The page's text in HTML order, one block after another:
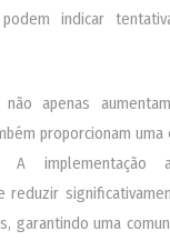
podem indicar
apenas
proporcionam uma
A implementação
reduzir
garantindo uma